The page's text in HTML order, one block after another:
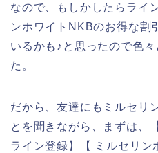
なので、もしかしたらライ
ンホワイトNKBのお得な割
いるかも♪と思ったので色
た。
だから、友達にもミルセリ
とを聞きながら、まずは、
ライン登録】【 ミルセリン